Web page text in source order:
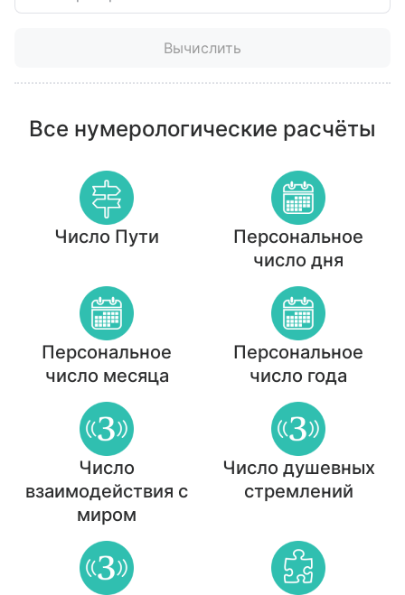
Вычислить
Все нумерологические расчёты
Число Пути
Персональное
число дня
Персональное
число месяца
Персональное
число года
Число
взаимодействия с
миром
Число душевных
стремлений